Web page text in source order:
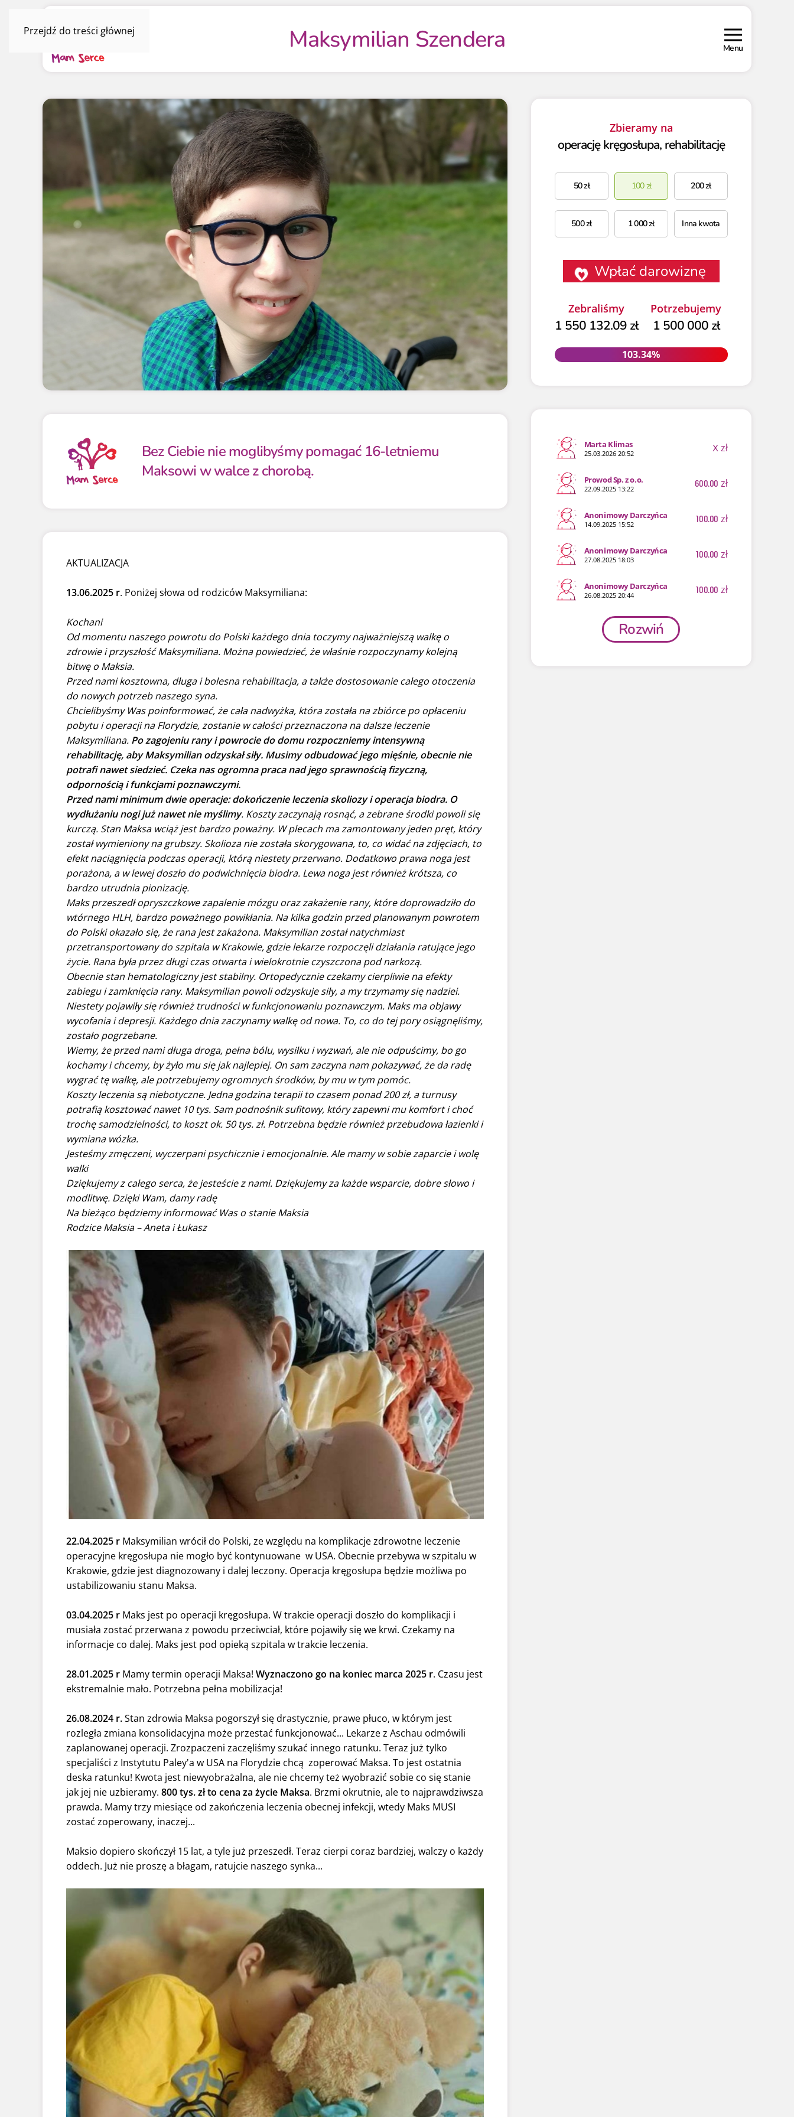
Przejdź do treści głównej Maksymilian Szendera Menu
Bez Ciebie nie moglibyśmy pomagać 16-letniemu
Maksowi w walce z chorobą.
AKTUALIZACJA
13.06.2025 r. Poniżej słowa od rodziców Maksymiliana:
Kochani
Od momentu naszego powrotu do Polski każdego dnia toczymy najważniejszą walkę o
zdrowie i przyszłość Maksymiliana. Można powiedzieć, że właśnie rozpoczynamy kolejną
bitwę o Maksia.
Przed nami kosztowna, długa i bolesna rehabilitacja, a także dostosowanie całego otoczenia
do nowych potrzeb naszego syna.
Chcielibyśmy Was poinformować, że cała nadwyżka, która została na zbiórce po opłaceniu
pobytu i operacji na Florydzie, zostanie w całości przeznaczona na dalsze leczenie
Maksymiliana. Po zagojeniu rany i powrocie do domu rozpoczniemy intensywną
rehabilitację, aby Maksymilian odzyskał siły. Musimy odbudować jego mięśnie, obecnie nie
potrafi nawet siedzieć. Czeka nas ogromna praca nad jego sprawnością fizyczną,
odpornością i funkcjami poznawczymi.
Przed nami minimum dwie operacje: dokończenie leczenia skoliozy i operacja biodra. O
wydłużaniu nogi już nawet nie myślimy. Koszty zaczynają rosnąć, a zebrane środki powoli się
kurczą. Stan Maksa wciąż jest bardzo poważny. W plecach ma zamontowany jeden pręt, który
został wymieniony na grubszy. Skolioza nie została skorygowana, to, co widać na zdjęciach, to
efekt naciągnięcia podczas operacji, którą niestety przerwano. Dodatkowo prawa noga jest
porażona, a w lewej doszło do podwichnięcia biodra. Lewa noga jest również krótsza, co
bardzo utrudnia pionizację.
Maks przeszedł opryszczkowe zapalenie mózgu oraz zakażenie rany, które doprowadziło do
wtórnego HLH, bardzo poważnego powikłania. Na kilka godzin przed planowanym powrotem
do Polski okazało się, że rana jest zakażona. Maksymilian został natychmiast
przetransportowany do szpitala w Krakowie, gdzie lekarze rozpoczęli działania ratujące jego
życie. Rana była przez długi czas otwarta i wielokrotnie czyszczona pod narkozą.
Obecnie stan hematologiczny jest stabilny. Ortopedycznie czekamy cierpliwie na efekty
zabiegu i zamknięcia rany. Maksymilian powoli odzyskuje siły, a my trzymamy się nadziei.
Niestety pojawiły się również trudności w funkcjonowaniu poznawczym. Maks ma objawy
wycofania i depresji. Każdego dnia zaczynamy walkę od nowa. To, co do tej pory osiągnęliśmy,
zostało pogrzebane.
Wiemy, że przed nami długa droga, pełna bólu, wysiłku i wyzwań, ale nie odpuścimy, bo go
kochamy i chcemy, by żyło mu się jak najlepiej. On sam zaczyna nam pokazywać, że da radę
wygrać tę walkę, ale potrzebujemy ogromnych środków, by mu w tym pomóc.
Koszty leczenia są niebotyczne. Jedna godzina terapii to czasem ponad 200 zł, a turnusy
potrafią kosztować nawet 10 tys. Sam podnośnik sufitowy, który zapewni mu komfort i choć
trochę samodzielności, to koszt ok. 50 tys. zł. Potrzebna będzie również przebudowa łazienki i
wymiana wózka.
Jesteśmy zmęczeni, wyczerpani psychicznie i emocjonalnie. Ale mamy w sobie zaparcie i wolę
walki
Dziękujemy z całego serca, że jesteście z nami. Dziękujemy za każde wsparcie, dobre słowo i
modlitwę. Dzięki Wam, damy radę
Na bieżąco będziemy informować Was o stanie Maksia
Rodzice Maksia – Aneta i Łukasz
22.04.2025 r Maksymilian wrócił do Polski, ze względu na komplikacje zdrowotne leczenie
operacyjne kręgosłupa nie mogło być kontynuowane w USA. Obecnie przebywa w szpitalu w
Krakowie, gdzie jest diagnozowany i dalej leczony. Operacja kręgosłupa będzie możliwa po
ustabilizowaniu stanu Maksa.
03.04.2025 r Maks jest po operacji kręgosłupa. W trakcie operacji doszło do komplikacji i
musiała zostać przerwana z powodu przeciwciał, które pojawiły się we krwi. Czekamy na
informacje co dalej. Maks jest pod opieką szpitala w trakcie leczenia.
28.01.2025 r Mamy termin operacji Maksa! Wyznaczono go na koniec marca 2025 r. Czasu jest
ekstremalnie mało. Potrzebna pełna mobilizacja!
26.08.2024 r.Stan zdrowia Maksa pogorszył się drastycznie, prawe płuco, w którym jest
rozległa zmiana konsolidacyjna może przestać funkcjonować... Lekarze z Aschau odmówili
zaplanowanej operacji. Zrozpaczeni zaczęliśmy szukać innego ratunku. Teraz już tylko
specjaliści z Instytutu Paley'a w USA na Florydzie chcą zoperować Maksa. To jest ostatnia
deska ratunku! Kwota jest niewyobrażalna, ale nie chcemy też wyobrazić sobie co się stanie
jak jej nie uzbieramy. 800 tys. zł to cena za życie Maksa. Brzmi okrutnie, ale to najprawdziwsza
prawda. Mamy trzy miesiące od zakończenia leczenia obecnej infekcji, wtedy Maks MUSI
zostać zoperowany, inaczej...
Maksio dopiero skończył 15 lat, a tyle już przeszedł. Teraz cierpi coraz bardziej, walczy o każdy
oddech. Już nie proszę a błagam, ratujcie naszego synka...
Zbieramy na
operację kręgosłupa, rehabilitację
50zł 100zł 200zł
500zł 1 000zł Inna kwota
Wpłać darowiznę
Zebraliśmy
1 550 132.09 zł
Potrzebujemy
1 500 000 zł
103.34%
103.34%
Marta Klimas
25.03.2026 20:52 Xzł
Prowod Sp. z o.o.
22.09.2025 13:22 600.00 zł
Anonimowy Darczyńca
14.09.2025 15:52 100.00 zł
Anonimowy Darczyńca
27.08.2025 18:03 100.00 zł
Anonimowy Darczyńca
26.08.2025 20:44 100.00 zł
Rozwiń